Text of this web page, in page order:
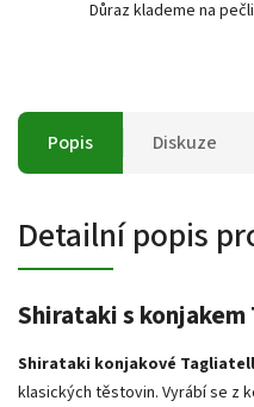
Důraz klademe na
Popis Diskuze
Detailní popis
Shirataki s
Shirataki konjakové
klasických těstovin. Vyrábí se z